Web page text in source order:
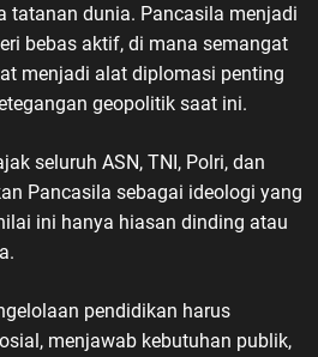
tatanan dunia. Pancasila menjadi
bebas aktif, di mana semangat
menjadi alat diplomasi penting
geopolitik saat ini.
seluruh ASN, TNI, Polri, dan
Pancasila sebagai ideologi yang
ini hanya hiasan dinding atau
pendidikan harus
menjawab kebutuhan publik,